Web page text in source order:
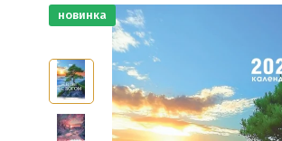
новинка